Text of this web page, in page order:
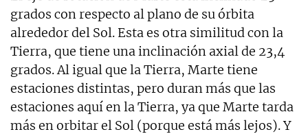
grados con respecto al plano de su órbita
alrededor del Sol. Esta es otra similitud con la
Tierra, que tiene una inclinación axial de 23,4
grados. Al igual que la Tierra, Marte tiene
estaciones distintas, pero duran más que las
estaciones aquí en la Tierra, ya que Marte tarda
más en orbitar el Sol (porque está más lejos). Y